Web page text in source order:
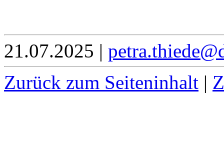
21.07.2025 |
Zurück zum Seiteninhalt |